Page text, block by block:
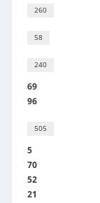
260
58
240
69
96
505
5
70
52
21